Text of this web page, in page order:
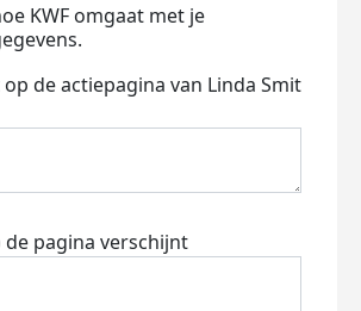
KWF omgaat met je
de actiepagina van Linda Smit
de pagina verschijnt